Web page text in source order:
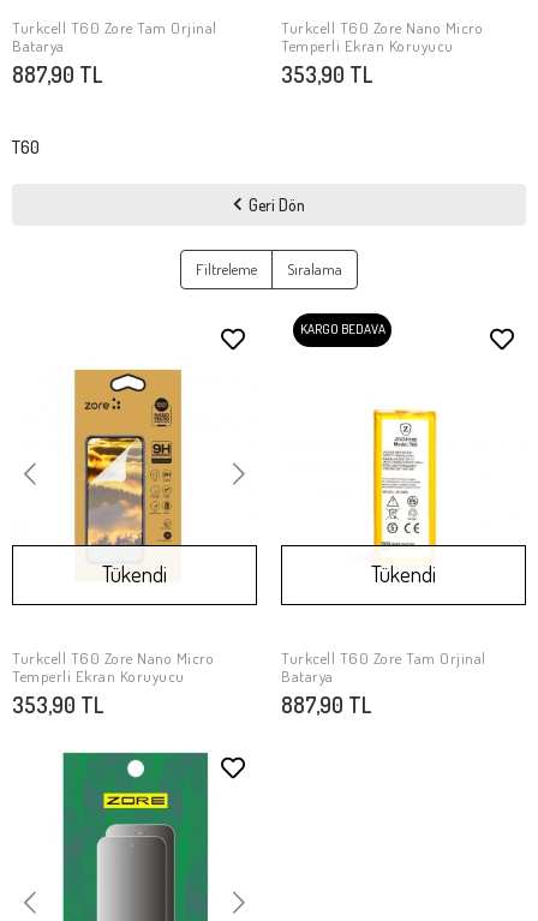
Stokta Yok
Turkcell T60 Zore Tam Orjinal
Batarya
887,90 TL
Stokta Yok
Turkcell T60 Zore Nano Micro
Temperli Ekran Koruyucu
353,90 TL
T60
Geri Dön
Filtreleme Sıralama
Stokta Yok
Tükendi
Turkcell T60 Zore Nano Micro
Temperli Ekran Koruyucu
353,90 TL
KARGO BEDAVA
Stokta Yok
Tükendi
Turkcell T60 Zore Tam Orjinal
Batarya
887,90 TL